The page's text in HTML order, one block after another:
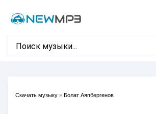
Скачать музыку » Болат Аяпбергенов